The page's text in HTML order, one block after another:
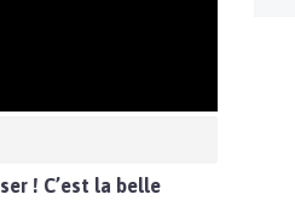
! C’est la belle